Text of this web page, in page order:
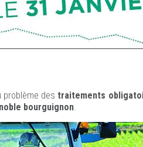
problème des traitements
bourguignon.